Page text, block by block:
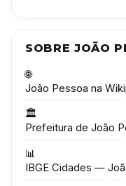
SOBRE JOÃO
🌐
João Pessoa na
🏛️
Prefeitura de João
📊
IBGE Cidades —